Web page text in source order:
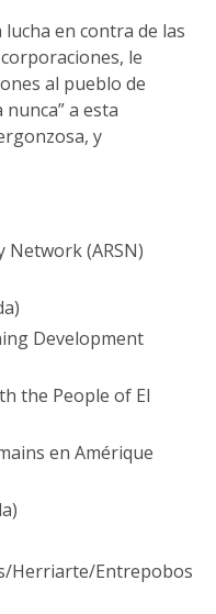
en contra de las
le
al pueblo de
nunca” a esta
y
Network (ARSN)
Development
the People of El
en Amérique
Herriarte/Entrepobos